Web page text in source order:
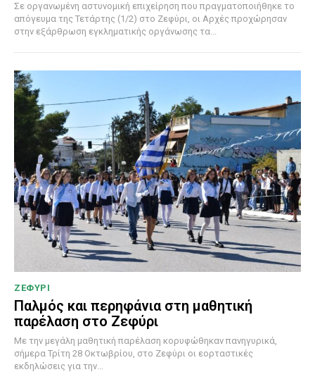
Σε οργανωμένη αστυνομική επιχείρηση που πραγματοποιήθηκε το
απόγευμα της Τετάρτης (1/2) στο Ζεφύρι, οι Αρχές προχώρησαν
στην εξάρθρωση εγκληματικής οργάνωσης τα...
ΖΕΦΥΡΙ
Παλμός και περηφάνια στη μαθητική
παρέλαση στο Ζεφύρι
Με την μεγάλη μαθητική παρέλαση κορυφώθηκαν πανηγυρικά,
σήμερα Τρίτη 28 Οκτωβρίου, στο Ζεφύρι οι εορταστικές
εκδηλώσεις για την...